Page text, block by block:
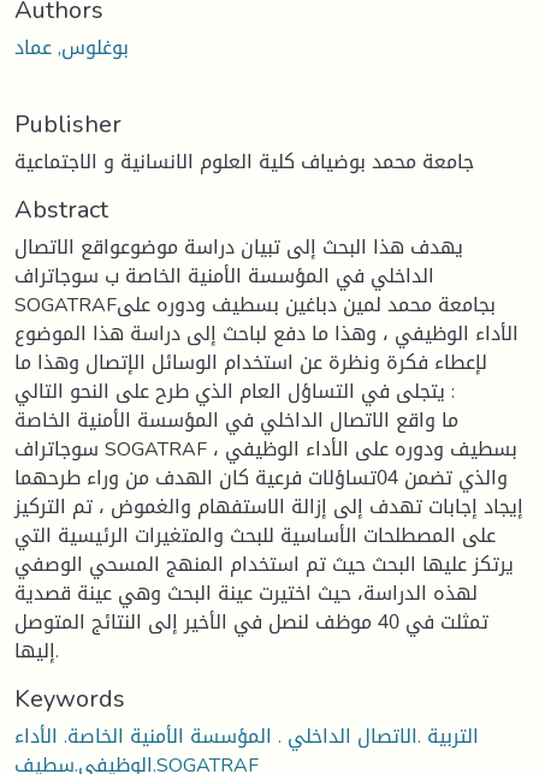
Authors
بوغلوس, عماد
Publisher
جامعة محمد بوضياف كلية العلوم الانسانية و الاجتماعية
Abstract
يهدف هذا البحث إلى تبيان دراسة موضوعواقع الاتصال
الداخلي في المؤسسة الأمنية الخاصة ب سوجاتراف
SOGATRAFبجامعة محمد لمين دباغين بسطيف ودوره على
الأداء الوظيفي ، وهذا ما دفع لباحث إلى دراسة هذا الموضوع
لإعطاء فكرة ونظرة عن استخدام الوسائل الإتصال وهذا ما
يتجلى في التساؤل العام الذي طرح على النحو التالي :
ما واقع الاتصال الداخلي في المؤسسة الأمنية الخاصة
سوجاتراف SOGATRAF بسطيف ودوره على الأداء الوظيفي ،
والذي تضمن 04تساؤلات فرعية كان الهدف من وراء طرحهما
إيجاد إجابات تهدف إلى إزالة الاستفهام والغموض ، تم التركيز
على المصطلحات الأساسية للبحث والمتغيرات الرئيسية التي
يرتكز عليها البحث حيث تم استخدام المنهج المسحي الوصفي
لهذه الدراسة، حيث اختيرت عينة البحث وهي عينة قصدية
تمثلت في 40 موظف لنصل في الأخير إلى النتائج المتوصل
إليها.
Keywords
التربية .الاتصال الداخلي . المؤسسة الأمنية الخاصة. الأداء
الوظيفي.سطيف.SOGATRAF